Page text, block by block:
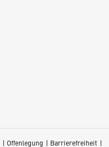
Offenlegung Barrierefreiheit